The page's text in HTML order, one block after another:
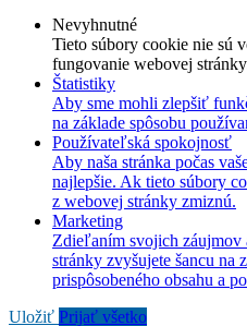
Nevyhnutné
Tieto súbory cookie nie sú
fungovanie webovej
Štatistiky
Aby sme mohli zlepšiť
na základe spôsobu
Používateľská spokojnosť
Aby naša stránka počas
najlepšie. Ak tieto súbory
z webovej stránky zmiznú.
Marketing
Zdieľaním svojich záujmov
stránky zvyšujete šancu na
prispôsobeného obsahu a
Uložiť Prijať všetko